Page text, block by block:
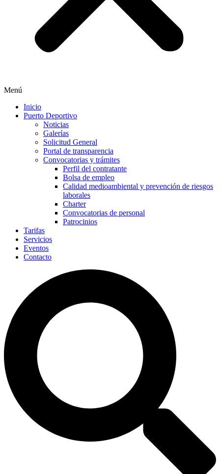
Menú
Inicio
Puerto Deportivo
Noticias
Galerías
Solicitud General
Portal de transparencia
Convocatorias y trámites
Perfil del contratante
Bolsa de empleo
Calidad medioambiental y prevención de riesgos
laborales
Charter
Convocatorias de personal
Patrocinios
Tarifas
Servicios
Eventos
Contacto